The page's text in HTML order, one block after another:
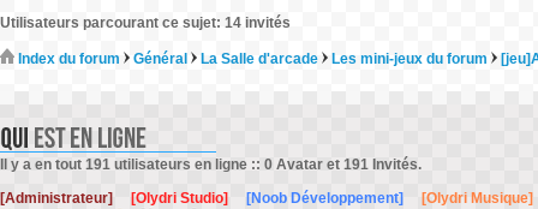
Utilisateurs parcourant ce sujet: 14 invités
Index du forum Général La Salle d'arcade Les mini-jeux du forum
Il y a en tout 191 utilisateurs en ligne :: 0 Avatar et 191 Invités.
[Administrateur]
[Olydri Studio] [Noob Développement]
[Olydri Musique]